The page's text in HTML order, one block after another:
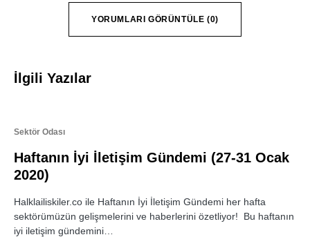
YORUMLARI GÖRÜNTÜLE (0)
İlgili Yazılar
Sektör Odası
Haftanın İyi İletişim Gündemi (27-31 Ocak
2020)
Halklailiskiler.co ile Haftanın İyi İletişim Gündemi her hafta
sektörümüzün gelişmelerini ve haberlerini özetliyor! Bu haftanın
iyi iletişim gündemini…